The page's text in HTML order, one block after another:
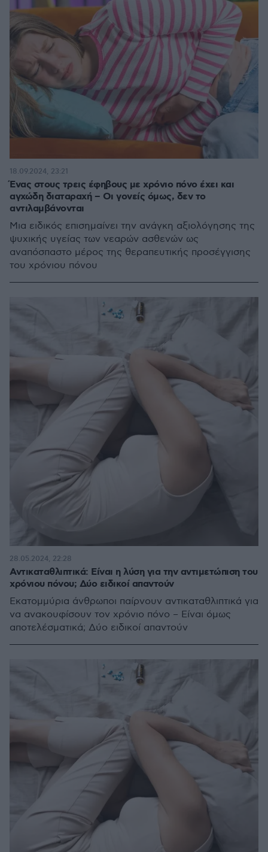
Ένας στους τρεις έφηβους με χρόνιο πόνο έχει και
αγχώδη διαταραχή – Οι γονείς όμως, δεν το
αντιλαμβάνονται
Μια ειδικός επισημαίνει την ανάγκη αξιολόγησης της
ψυχικής υγείας των νεαρών ασθενών ως
αναπόσπαστο μέρος της θεραπευτικής προσέγγισης
του χρόνιου πόνου
18.09.2024, 23:21
Αντικαταθλιπτικά: Είναι η λύση για την αντιμετώπιση του
χρόνιου πόνου; Δύο ειδικοί απαντούν
Εκατομμύρια άνθρωποι παίρνουν αντικαταθλιπτικά για
να ανακουφίσουν τον χρόνιο πόνο – Είναι όμως
αποτελέσματικά; Δύο ειδικοί απαντούν
28.05.2024, 22:28